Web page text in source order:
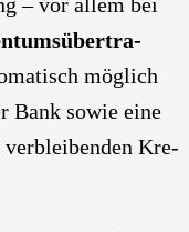
mög­lich
Bank sowie eine
ver­blei­ben­den Kre­